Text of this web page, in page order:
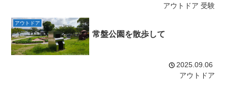
アウトドア 受験
アウトドア
常盤公園を散歩して
2025.09.06
アウトドア